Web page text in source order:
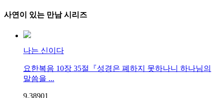
사연이 있는 만남 시리즈
나는 신이다
요한복음 10장 35절『성경은 폐하지 못하나니 하나님의
말씀을 ...
9,38901